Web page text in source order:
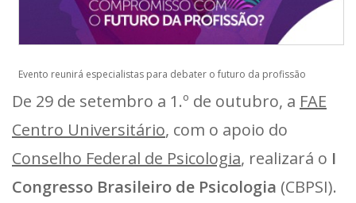
Evento reunirá especialistas para debater o futuro da profissão
De 29 de setembro a 1.º de outubro, a FAE
Centro Universitário, com o apoio do
Conselho Federal de Psicologia, realizará o I
Congresso Brasileiro de Psicologia (CBPSI).